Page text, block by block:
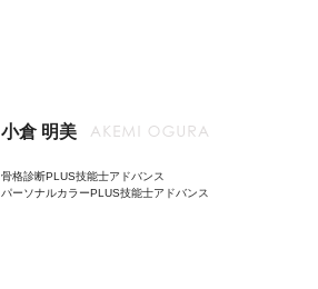
小倉 明美
骨格診断PLUS技能士アドバンス
パーソナルカラーPLUS技能士アドバンス